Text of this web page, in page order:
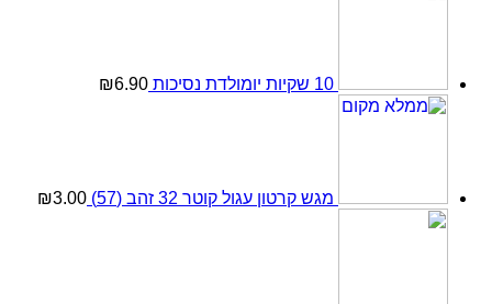
10 שקיות יומולדת נסיכות ₪6.90
מגש קרטון עגול קוטר 32 זהב (57) ₪3.00